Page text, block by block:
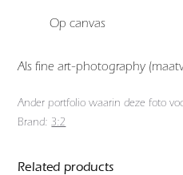
Op canvas
Als fine art-photography
Ander portfolio waarin deze foto
Brand: 3:2
Related products